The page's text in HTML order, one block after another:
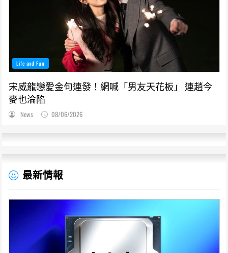
Life and Fun
宋威龍戀愛金句連發！網喊「男友天花板」 連趙今
麥也淪陷
News 08/06/2026
最新情報